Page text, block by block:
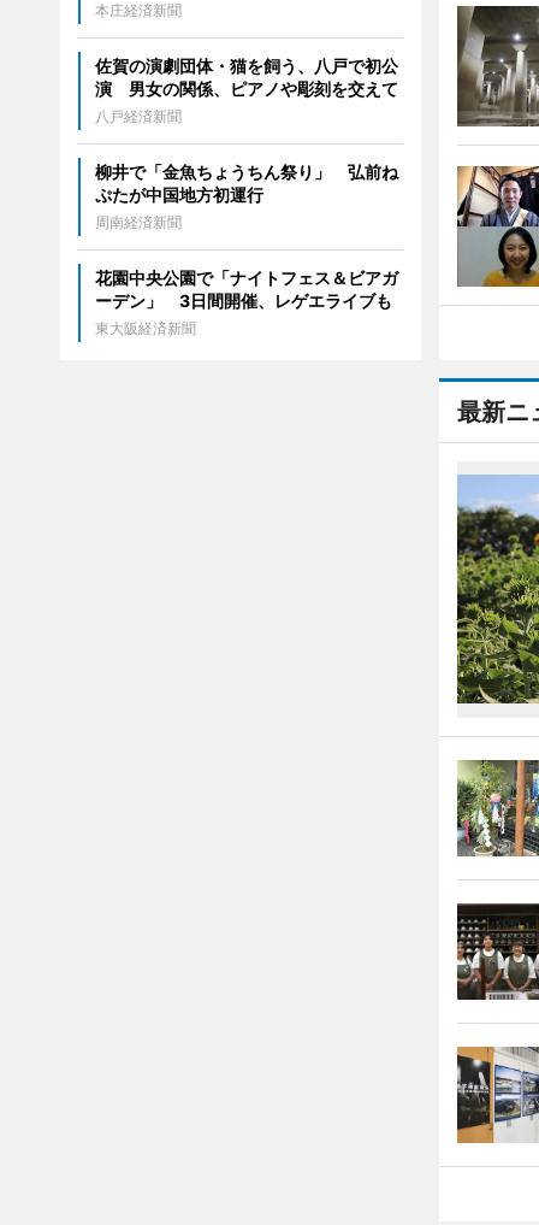
最新ニ
本庄経済新聞
佐賀の演劇団体・猫を飼う、八戸で初公
演 男女の関係、ピアノや彫刻を交えて
八戸経済新聞
柳井で「金魚ちょうちん祭り」 弘前ね
ぷたが中国地方初運行
周南経済新聞
花園中央公園で「ナイトフェス＆ビアガ
ーデン」 3日間開催、レゲエライブも
東大阪経済新聞